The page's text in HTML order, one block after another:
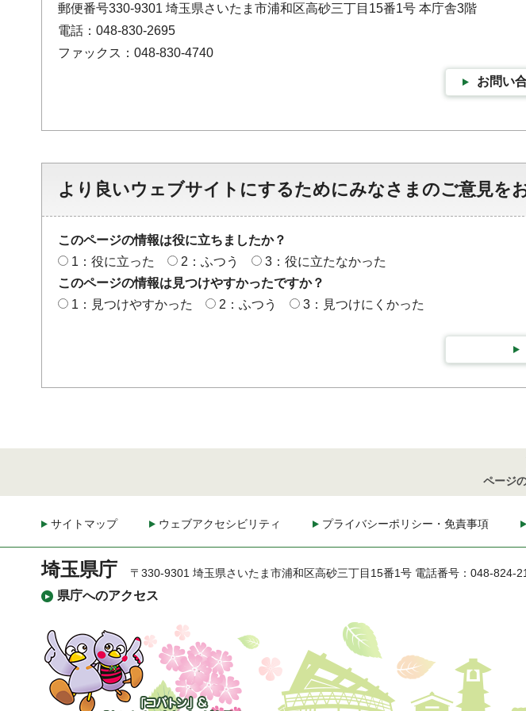
郵便番号330-9301 埼玉県さいたま市浦和区高砂三丁目15番1号 本庁舎3階
電話：048-830-2695
ファックス：048-830-4740
お問い
より良いウェブサイトにするためにみなさまのご意見を
このページの情報は役に立ちましたか？
1：役に立った
2：ふつう
3：役に立たなかった
このページの情報は見つけやすかったですか？
1：見つけやすかった
2：ふつう 3：見つけにくかった
ページ
サイトマップ ウェブアクセシビリティ プライバシーポリシー・免責事項
埼玉県庁
県庁へのアクセス
〒330-9301 埼玉県さいたま市浦和区高砂三丁目15番1号 電話番号：048-824-
「コバトン」&「さいた